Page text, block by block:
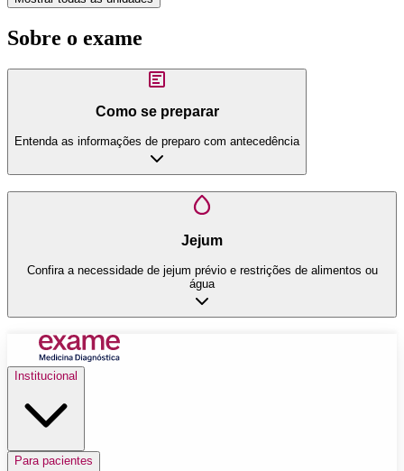
Sobre o exame
Como se preparar
Entenda as informações de preparo com antecedência
Jejum
Confira a necessidade de jejum prévio e restrições de alimentos ou
água
Institucional
Para pacientes